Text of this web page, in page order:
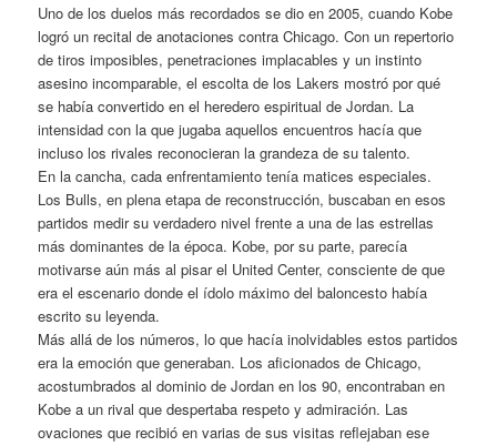
Uno de los duelos más recordados se dio en 2005, cuando Kobe
logró un recital de anotaciones contra Chicago. Con un repertorio
de tiros imposibles, penetraciones implacables y un instinto
asesino incomparable, el escolta de los Lakers mostró por qué
se había convertido en el heredero espiritual de Jordan. La
intensidad con la que jugaba aquellos encuentros hacía que
incluso los rivales reconocieran la grandeza de su talento.
En la cancha, cada enfrentamiento tenía matices especiales.
Los Bulls, en plena etapa de reconstrucción, buscaban en esos
partidos medir su verdadero nivel frente a una de las estrellas
más dominantes de la época. Kobe, por su parte, parecía
motivarse aún más al pisar el United Center, consciente de que
era el escenario donde el ídolo máximo del baloncesto había
escrito su leyenda.
Más allá de los números, lo que hacía inolvidables estos partidos
era la emoción que generaban. Los aficionados de Chicago,
acostumbrados al dominio de Jordan en los 90, encontraban en
Kobe a un rival que despertaba respeto y admiración. Las
ovaciones que recibió en varias de sus visitas reflejaban ese